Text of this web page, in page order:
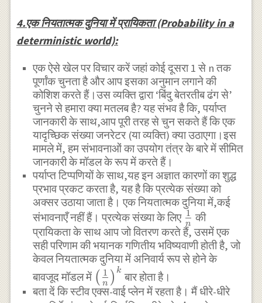
4.एक नियतात्मक दुनिया में प्रायिकता (Probability in a
deterministic world):
एक ऐसे खेल पर विचार करें जहां कोई दूसरा 1 से n तक
पूर्णांक चुनता है और आप इसका अनुमान लगाने की
कोशिश करते हैं।उस व्यक्ति द्वारा ‘बिंदु बेतरतीब ढंग से’
चुनने से हमारा क्या मतलब है? यह संभव है कि, पर्याप्त
जानकारी के साथ,आप पूरी तरह से चुन सकते हैं कि एक
यादृच्छिक संख्या जनरेटर (या व्यक्ति) क्या उठाएगा।इस
मामले में, हम संभावनाओं का उपयोग तंत्र के बारे में सीमित
जानकारी के मॉडल के रूप में करते हैं।
पर्याप्त टिप्पणियों के साथ,यह इन अज्ञात कारणों का शुद्ध
प्रभाव प्रकट करता है, यह है कि प्रत्येक संख्या को
अक्सर उठाया जाता है। एक नियतात्मक दुनिया में,कई
संभावनाएँ नहीं हैं। प्रत्येक संख्या के लिए \frac{1}
{n}
n
1 की
प्रायिकता के साथ आप जो वितरण करते हैं, उसमें एक
सही परिणाम की भयानक गणितीय भविष्यवाणी होती है, जो
केवल नियतात्मक दुनिया में अनिवार्य रूप से होने के
बावजूद मॉडल में \left(\frac{1}
{n}\right)^k
( n
1 ) k बार होता है।
बता दें कि स्टीव एक्स-वाई प्लेन में रहता है। मैं धीरे-धीरे